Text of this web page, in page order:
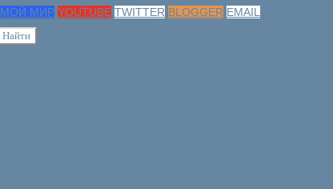
МОЙ МИР YOUTUBE TWITTER BLOGGER EMAIL